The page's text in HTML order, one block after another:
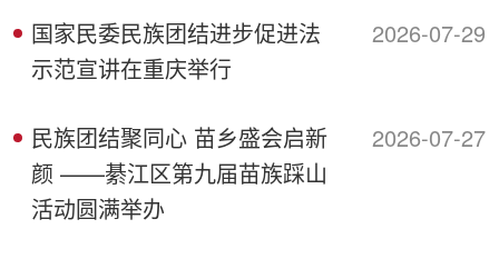
国家民委民族团结进步促进法
示范宣讲在重庆举行
2026-07-29
民族团结聚同心 苗乡盛会启新
颜 ——綦江区第九届苗族踩山
活动圆满举办
2026-07-27